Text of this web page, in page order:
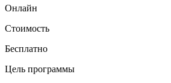
Онлайн
Стоимость
Бесплатно
Цель программы